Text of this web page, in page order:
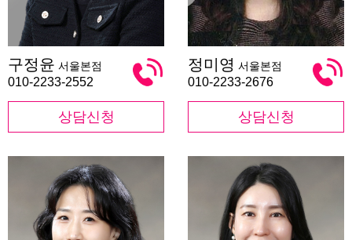
정
윤
구정윤 서울본점
010-2233-2552
상담신청
미
영
정미영 서울본점
010-2233-2676
상담신청